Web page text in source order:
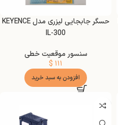
حسگر جابجایی لیزری مدل KEYENCE
IL-300
سنسور موقعیت خطی
$ ۱۱۱
افزودن به سبد خرید